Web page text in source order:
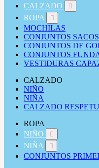
CALZADO

ROPA 
MOCHILAS
CONJUNTOS
CONJUNTOS DE
CONJUNTOS
VESTIDURAS
CALZADO
NIÑO
NIÑA
CALZADO
ROPA
NIÑO

NIÑA 
CONJUNTOS